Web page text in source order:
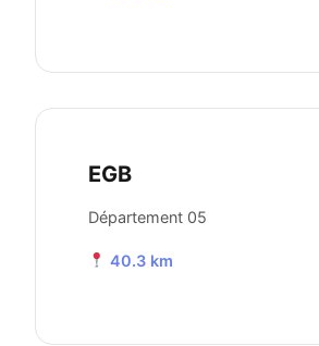
EGB
Département 05
40.3 km